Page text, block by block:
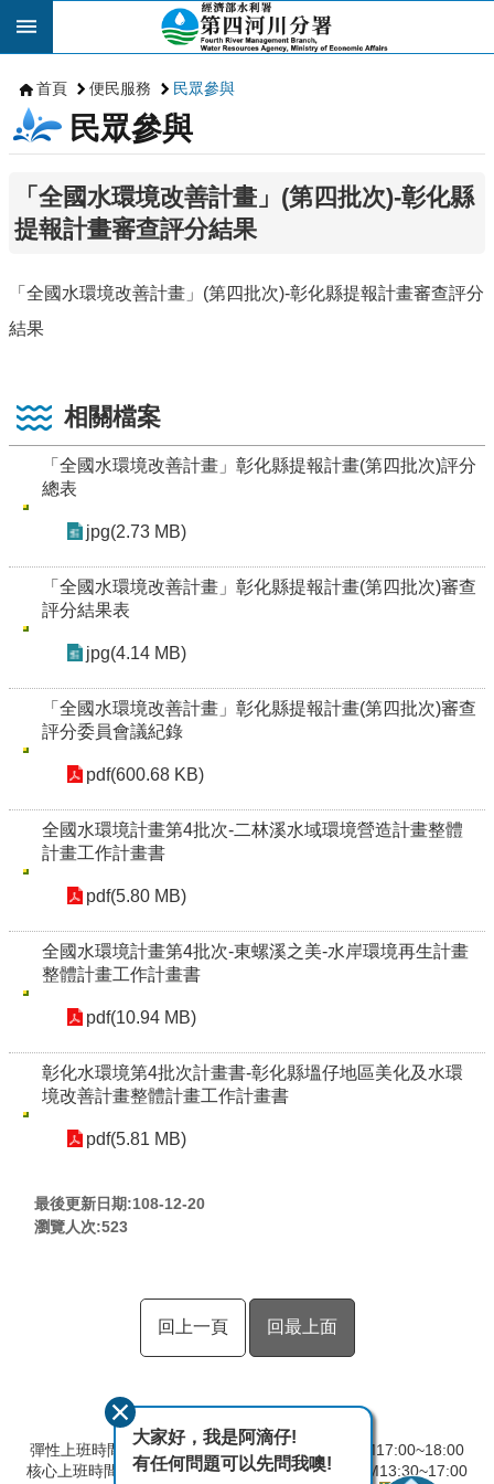
跳到主要內容區塊
首頁 便民服務 民眾參與
民眾參與
「全國水環境改善計畫」(第四批次)-彰化縣
提報計畫審查評分結果
「全國水環境改善計畫」(第四批次)-彰化縣提報計畫審查評分
結果
相關檔案
「全國水環境改善計畫」彰化縣提報計畫(第四批次)評分
總表
jpg(2.73 MB)
「全國水環境改善計畫」彰化縣提報計畫(第四批次)審查
評分結果表
jpg(4.14 MB)
「全國水環境改善計畫」彰化縣提報計畫(第四批次)審查
評分委員會議紀錄
pdf(600.68 KB)
全國水環境計畫第4批次-二林溪水域環境營造計畫整體
計畫工作計畫書
pdf(5.80 MB)
全國水環境計畫第4批次-東螺溪之美-水岸環境再生計畫
整體計畫工作計畫書
pdf(10.94 MB)
彰化水環境第4批次計畫書-彰化縣塭仔地區美化及水環
境改善計畫整體計畫工作計畫書
pdf(5.81 MB)
最後更新日期:108-12-20
瀏覽人次:523
回上一頁 回最上面
彈性上班時間：AM8:00~09:00 彈性下班時間：PM17:00~18:00
核心上班時間：星期一 ~ 星期五 AM8:30~12:30 PM13:30~17:00
大家好，我是阿滴仔!
有任何問題可以先問我噢!